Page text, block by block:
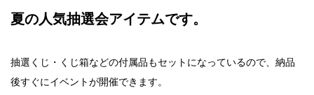
夏の人気抽選会アイテムです。
抽選くじ・くじ箱などの付属品もセットになっているので、納品
後すぐにイベントが開催できます。